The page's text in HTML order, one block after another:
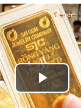
Play